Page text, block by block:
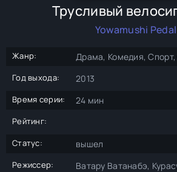
Трусливый
Yowamushi Pedal
Жанр: Драма, Комедия,
Год выхода: 2013
Время серии: 24 мин
Рейтинг:
Статус:
вышел
Режиссер: Ватару Ватанабэ,